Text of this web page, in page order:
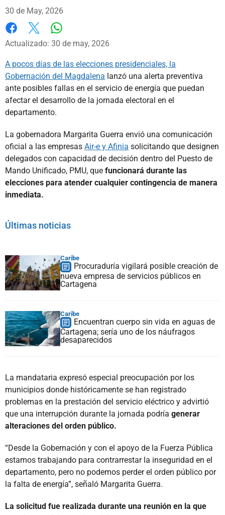
30 de May, 2026
Facebook
X
Actualizado: 30 de may, 2026
A pocos días de las elecciones presidenciales, la
Gobernación del Magdalena lanzó una alerta preventiva
ante posibles fallas en el servicio de energía que puedan
afectar el desarrollo de la jornada electoral en el
departamento.
La gobernadora Margarita Guerra envió una comunicación
oficial a las empresas Air-e y Afinia solicitando que designen
delegados con capacidad de decisión dentro del Puesto de
Mando Unificado, PMU, que funcionará durante las
elecciones para atender cualquier contingencia de manera
inmediata.
Últimas noticias
Caribe
Procuraduría vigilará posible creación de
nueva empresa de servicios públicos en
Cartagena
Caribe
Encuentran cuerpo sin vida en aguas de
Cartagena; sería uno de los náufragos
desaparecidos
La mandataria expresó especial preocupación por los
municipios donde históricamente se han registrado
problemas en la prestación del servicio eléctrico y advirtió
que una interrupción durante la jornada podría generar
alteraciones del orden público.
“Desde la Gobernación y con el apoyo de la Fuerza Pública
estamos trabajando para contrarrestar la inseguridad en el
departamento, pero no podemos perder el orden público por
la falta de energía”, señaló Margarita Guerra.
La solicitud fue realizada durante una reunión en la que